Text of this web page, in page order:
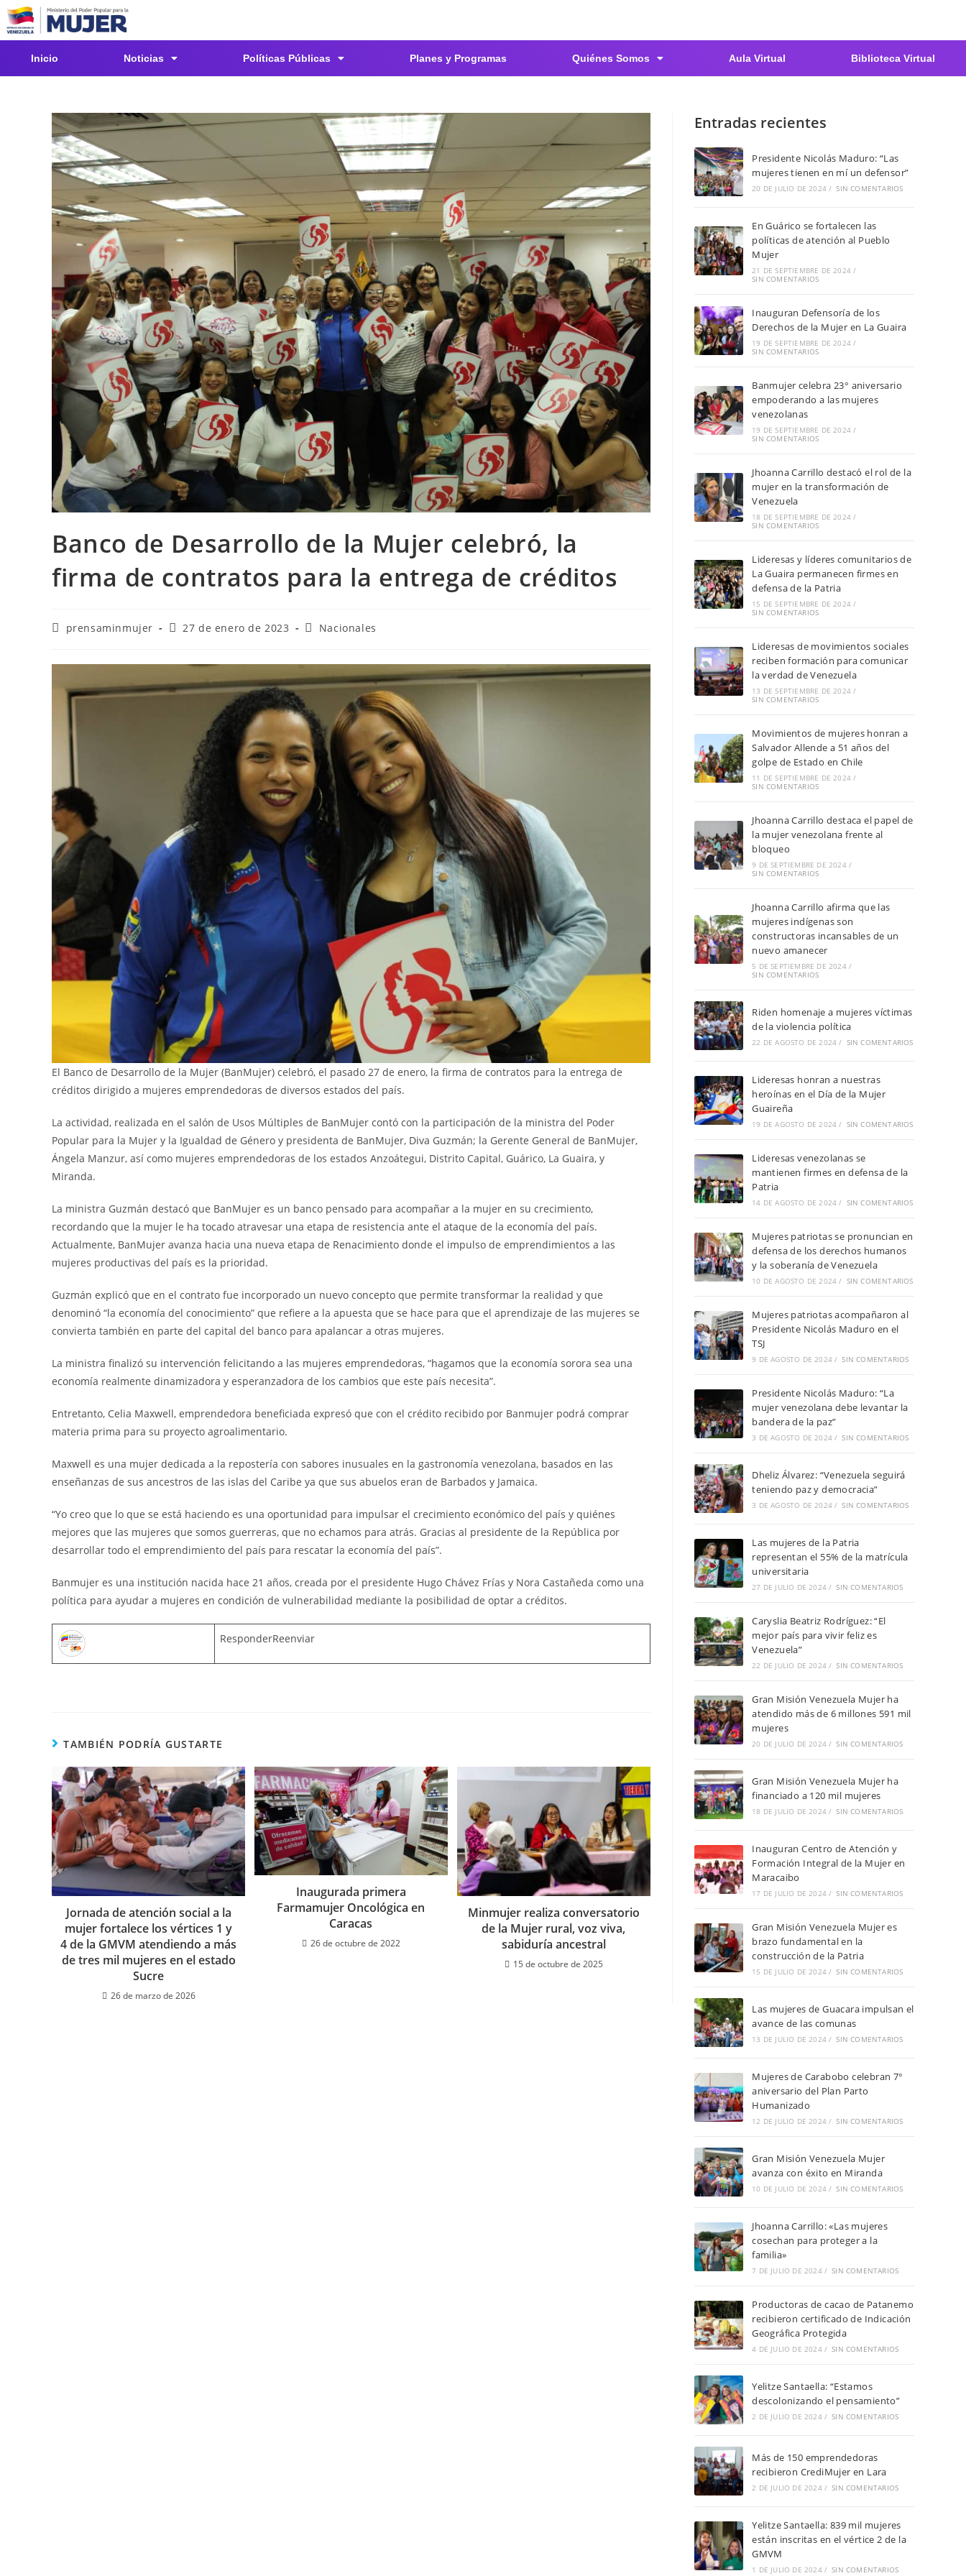
Inicio Noticias Políticas Públicas Planes y Programas Quiénes Somos Aula Virtual Biblioteca Virtual
Banco de Desarrollo de la Mujer celebró, la
firma de contratos para la entrega de créditos
prensaminmujer 27 de enero de 2023 Nacionales
El Banco de Desarrollo de la Mujer (BanMujer) celebró, el pasado 27 de enero, la firma de contratos para la entrega de
créditos dirigido a mujeres emprendedoras de diversos estados del país.
La actividad, realizada en el salón de Usos Múltiples de BanMujer contó con la participación de la ministra del Poder
Popular para la Mujer y la Igualdad de Género y presidenta de BanMujer, Diva Guzmán; la Gerente General de BanMujer,
Ángela Manzur, así como mujeres emprendedoras de los estados Anzoátegui, Distrito Capital, Guárico, La Guaira, y
Miranda.
La ministra Guzmán destacó que BanMujer es un banco pensado para acompañar a la mujer en su crecimiento,
recordando que la mujer le ha tocado atravesar una etapa de resistencia ante el ataque de la economía del país.
Actualmente, BanMujer avanza hacia una nueva etapa de Renacimiento donde el impulso de emprendimientos a las
mujeres productivas del país es la prioridad.
Guzmán explicó que en el contrato fue incorporado un nuevo concepto que permite transformar la realidad y que
denominó “la economía del conocimiento” que refiere a la apuesta que se hace para que el aprendizaje de las mujeres se
convierta también en parte del capital del banco para apalancar a otras mujeres.
La ministra finalizó su intervención felicitando a las mujeres emprendedoras, “hagamos que la economía sorora sea una
economía realmente dinamizadora y esperanzadora de los cambios que este país necesita”.
Entretanto, Celia Maxwell, emprendedora beneficiada expresó que con el crédito recibido por Banmujer podrá comprar
materia prima para su proyecto agroalimentario.
Maxwell es una mujer dedicada a la repostería con sabores inusuales en la gastronomía venezolana, basados en las
enseñanzas de sus ancestros de las islas del Caribe ya que sus abuelos eran de Barbados y Jamaica.
“Yo creo que lo que se está haciendo es una oportunidad para impulsar el crecimiento económico del país y quiénes
mejores que las mujeres que somos guerreras, que no echamos para atrás. Gracias al presidente de la República por
desarrollar todo el emprendimiento del país para rescatar la economía del país”.
Banmujer es una institución nacida hace 21 años, creada por el presidente Hugo Chávez Frías y Nora Castañeda como una
política para ayudar a mujeres en condición de vulnerabilidad mediante la posibilidad de optar a créditos.
ResponderReenviar
TAMBIÉN PODRÍA GUSTARTE
Jornada de atención social a la
mujer fortalece los vértices 1 y
4 de la GMVM atendiendo a más
de tres mil mujeres en el estado
Sucre
26 de marzo de 2026
Inaugurada primera
Farmamujer Oncológica en
Caracas
26 de octubre de 2022
Minmujer realiza conversatorio
de la Mujer rural, voz viva,
sabiduría ancestral
15 de octubre de 2025
Entradas recientes
Presidente Nicolás Maduro: “Las
mujeres tienen en mí un defensor”
20 DE JULIO DE 2024 / SIN COMENTARIOS
En Guárico se fortalecen las
políticas de atención al Pueblo
Mujer
21 DE SEPTIEMBRE DE 2024 /
SIN COMENTARIOS
Inauguran Defensoría de los
Derechos de la Mujer en La Guaira
19 DE SEPTIEMBRE DE 2024 /
SIN COMENTARIOS
Banmujer celebra 23° aniversario
empoderando a las mujeres
venezolanas
19 DE SEPTIEMBRE DE 2024 /
SIN COMENTARIOS
Jhoanna Carrillo destacó el rol de la
mujer en la transformación de
Venezuela
18 DE SEPTIEMBRE DE 2024 /
SIN COMENTARIOS
Lideresas y líderes comunitarios de
La Guaira permanecen firmes en
defensa de la Patria
15 DE SEPTIEMBRE DE 2024 /
SIN COMENTARIOS
Lideresas de movimientos sociales
reciben formación para comunicar
la verdad de Venezuela
13 DE SEPTIEMBRE DE 2024 /
SIN COMENTARIOS
Movimientos de mujeres honran a
Salvador Allende a 51 años del
golpe de Estado en Chile
11 DE SEPTIEMBRE DE 2024 /
SIN COMENTARIOS
Jhoanna Carrillo destaca el papel de
la mujer venezolana frente al
bloqueo
9 DE SEPTIEMBRE DE 2024 /
SIN COMENTARIOS
Jhoanna Carrillo afirma que las
mujeres indígenas son
constructoras incansables de un
nuevo amanecer
5 DE SEPTIEMBRE DE 2024 /
SIN COMENTARIOS
Riden homenaje a mujeres víctimas
de la violencia política
22 DE AGOSTO DE 2024 / SIN COMENTARIOS
Lideresas honran a nuestras
heroínas en el Día de la Mujer
Guaireña
19 DE AGOSTO DE 2024 / SIN COMENTARIOS
Lideresas venezolanas se
mantienen firmes en defensa de la
Patria
14 DE AGOSTO DE 2024 / SIN COMENTARIOS
Mujeres patriotas se pronuncian en
defensa de los derechos humanos
y la soberanía de Venezuela
10 DE AGOSTO DE 2024 / SIN COMENTARIOS
Mujeres patriotas acompañaron al
Presidente Nicolás Maduro en el
TSJ
9 DE AGOSTO DE 2024 / SIN COMENTARIOS
Presidente Nicolás Maduro: “La
mujer venezolana debe levantar la
bandera de la paz”
3 DE AGOSTO DE 2024 / SIN COMENTARIOS
Dheliz Álvarez: “Venezuela seguirá
teniendo paz y democracia”
3 DE AGOSTO DE 2024 / SIN COMENTARIOS
Las mujeres de la Patria
representan el 55% de la matrícula
universitaria
27 DE JULIO DE 2024 / SIN COMENTARIOS
Caryslia Beatriz Rodríguez: “El
mejor país para vivir feliz es
Venezuela”
22 DE JULIO DE 2024 / SIN COMENTARIOS
Gran Misión Venezuela Mujer ha
atendido más de 6 millones 591 mil
mujeres
20 DE JULIO DE 2024 / SIN COMENTARIOS
Gran Misión Venezuela Mujer ha
financiado a 120 mil mujeres
18 DE JULIO DE 2024 / SIN COMENTARIOS
Inauguran Centro de Atención y
Formación Integral de la Mujer en
Maracaibo
17 DE JULIO DE 2024 / SIN COMENTARIOS
Gran Misión Venezuela Mujer es
brazo fundamental en la
construcción de la Patria
15 DE JULIO DE 2024 / SIN COMENTARIOS
Las mujeres de Guacara impulsan el
avance de las comunas
13 DE JULIO DE 2024 / SIN COMENTARIOS
Mujeres de Carabobo celebran 7°
aniversario del Plan Parto
Humanizado
12 DE JULIO DE 2024 / SIN COMENTARIOS
Gran Misión Venezuela Mujer
avanza con éxito en Miranda
10 DE JULIO DE 2024 / SIN COMENTARIOS
Jhoanna Carrillo: «Las mujeres
cosechan para proteger a la
familia»
7 DE JULIO DE 2024 / SIN COMENTARIOS
Productoras de cacao de Patanemo
recibieron certificado de Indicación
Geográfica Protegida
4 DE JULIO DE 2024 / SIN COMENTARIOS
Yelitze Santaella: “Estamos
descolonizando el pensamiento”
2 DE JULIO DE 2024 / SIN COMENTARIOS
Más de 150 emprendedoras
recibieron CrediMujer en Lara
2 DE JULIO DE 2024 / SIN COMENTARIOS
Yelitze Santaella: 839 mil mujeres
están inscritas en el vértice 2 de la
GMVM
1 DE JULIO DE 2024 / SIN COMENTARIOS